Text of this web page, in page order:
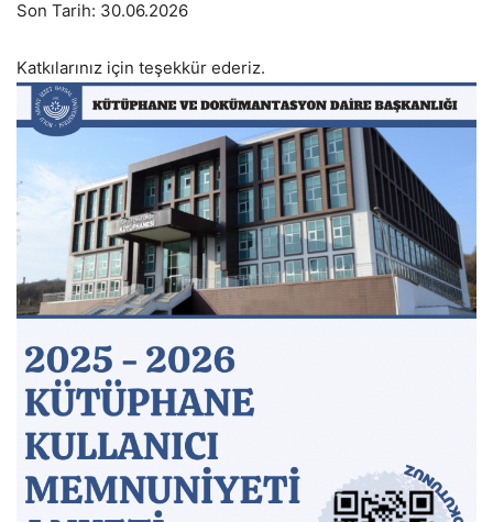
Son Tarih: 30.06.2026
Katkılarınız için teşekkür ederiz.